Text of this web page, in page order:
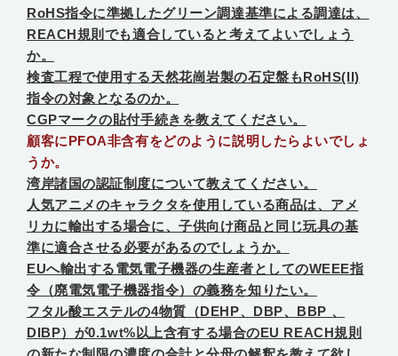
RoHS指令に準拠したグリーン調達基準による調達は、
REACH規則でも適合していると考えてよいでしょう
か。
検査工程で使用する天然花崗岩製の石定盤もRoHS(II)
指令の対象となるのか。
CGPマークの貼付手続きを教えてください。
顧客にPFOA非含有をどのように説明したらよいでしょ
うか。
湾岸諸国の認証制度について教えてください。
人気アニメのキャラクタを使用している商品は、アメ
リカに輸出する場合に、子供向け商品と同じ玩具の基
準に適合させる必要があるのでしょうか。
EUへ輸出する電気電子機器の生産者としてのWEEE指
令（廃電気電子機器指令）の義務を知りたい。
フタル酸エステルの4物質（DEHP、DBP、BBP 、
DIBP）が0.1wt%以上含有する場合のEU REACH規則